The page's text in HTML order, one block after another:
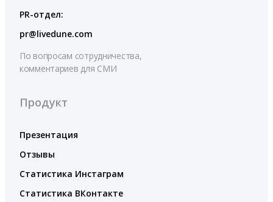
PR-отдел:
pr@livedune.com
По вопросам сотрудничества,
комментариев для СМИ
Продукт
Презентация
Отзывы
Статистика Инстаграм
Статистика ВКонтакте